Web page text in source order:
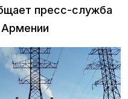
пресс-служба